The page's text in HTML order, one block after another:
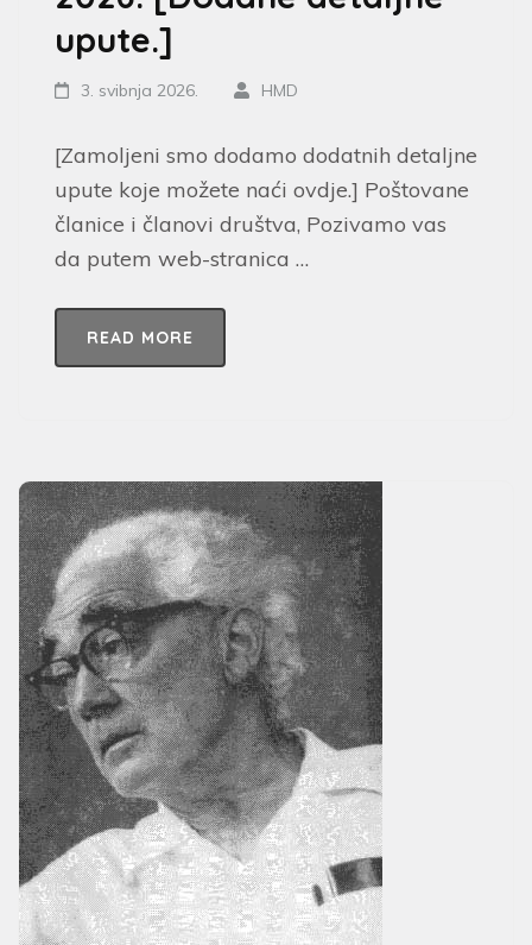
upute.]
3. svibnja 2026. HMD
[Zamoljeni smo dodamo dodatnih detaljne
upute koje možete naći ovdje.] Poštovane
članice i članovi društva, Pozivamo vas
da putem web-stranica …
READ MORE